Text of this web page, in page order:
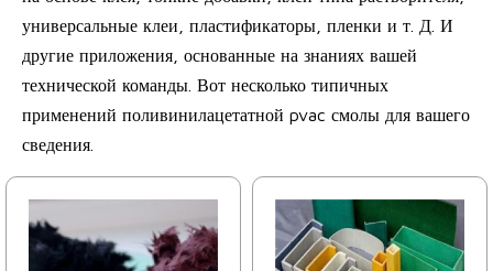
универсальные клеи, пластификаторы, пленки и т. Д. И
другие приложения, основанные на знаниях вашей
технической команды. Вот несколько типичных
применений поливинилацетатной pvac смолы для вашего
сведения.